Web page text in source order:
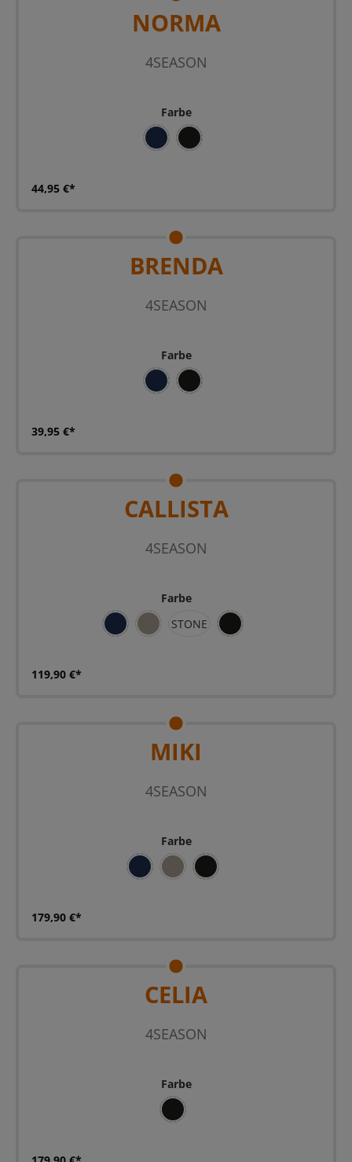
NORMA
4SEASON
Farbe
BLAU SZ
44,95 €*
BRENDA
4SEASON
Farbe
BLAU SZ
39,95 €*
CALLISTA
4SEASON
Farbe
BL SANDSTONE SZ
119,90 €*
MIKI
4SEASON
Farbe
BL SAND SZ
179,90 €*
CELIA
4SEASON
Farbe
SZ